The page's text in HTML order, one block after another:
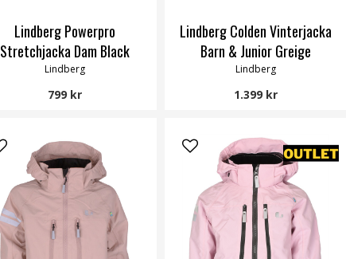
Lindberg Powerpro
Stretchjacka Dam Black
Lindberg
799 kr
Lindberg Colden Vinterjacka
Barn & Junior Greige
Lindberg
1.399 kr